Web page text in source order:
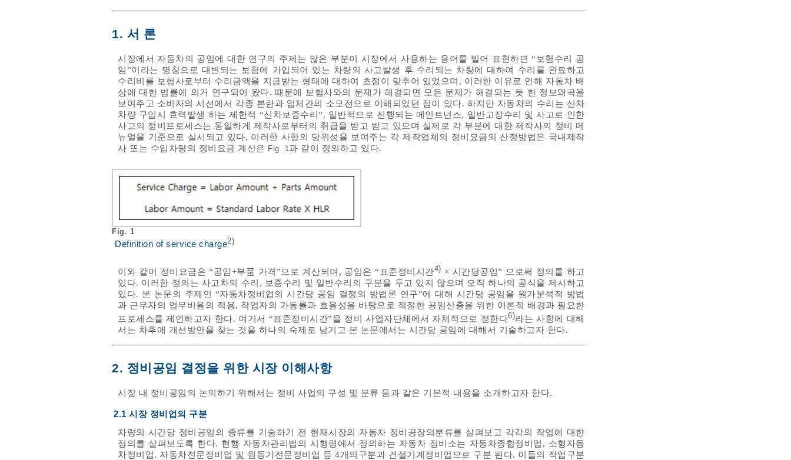
1. 서 론
시장에서 자동차의 공임에 대한 연구의 주제는 많은 부분이 시장에서 사용하는 용어를 빌어 표현하면 “보험수리 공
임”이라는 명칭으로 대변되는 보험에 가입되어 있는 차량의 사고발생 후 수리되는 차량에 대하여 수리를 완료하고
수리비를 보험사로부터 수리금액을 지급받는 형태에 대하여 초점이 맞추어 있었으며, 이러한 이유로 인해 자동차 배
상에 대한 법률에 의거 연구되어 왔다. 때문에 보험사와의 문제가 해결되면 모든 문제가 해결되는 듯 한 정보왜곡을
보여주고 소비자의 시선에서 각종 분란과 업체간의 소모전으로 이해되었던 점이 있다. 하지만 자동차의 수리는 신차
차량 구입시 효력발생 하는 제한적 “신차보증수리”, 일반적으로 진행되는 메인트넌스, 일반고장수리 및 사고로 인한
사고의 정비프로세스는 동일하게 제작사로부터의 취급을 받고 받고 있으며 실제로 각 부분에 대한 제작사의 정비 메
뉴얼을 기준으로 실시되고 있다, 이러한 사항의 당위성을 보여주는 각 제작업체의 정비요금의 산정방법은 국내제작
사 또는 수입차량의 정비요금 계산은 Fig. 1과 같이 정의하고 있다.
Fig. 1
Definition of service charge2)
이와 같이 정비요금은 “공임+부품 가격”으로 계산되며, 공임은 “표준정비시간4) × 시간당공임” 으로써 정의를 하고
있다. 이러한 정의는 사고차의 수리, 보증수리 및 일반수리의 구분을 두고 있지 않으며 오직 하나의 공식을 제시하고
있다. 본 논문의 주제인 “자동차정비업의 시간당 공임 결정의 방법론 연구”에 대해 시간당 공임을 원가분석적 방법
과 근무자의 업무비율의 적용, 작업자의 가동률과 효율성을 바탕으로 적절한 공임산출을 위한 이론적 배경과 필요한
프로세스를 제언하고자 한다. 여기서 “표준정비시간”을 정비 사업자단체에서 자체적으로 정한다6)라는 사항에 대해
서는 차후에 개선방안을 찾는 것을 하나의 숙제로 남기고 본 논문에서는 시간당 공임에 대해서 기술하고자 한다.
2. 정비공임 결정을 위한 시장 이해사항
시장 내 정비공임의 논의하기 위해서는 정비 사업의 구성 및 분류 등과 같은 기본적 내용을 소개하고자 한다.
2.1 시장 정비업의 구분
차량의 시간당 정비공임의 종류를 기술하기 전 현재시장의 자동차 정비공장의분류를 살펴보고 각각의 작업에 대한
정의를 살펴보도록 한다. 현행 자동차관리법의 시행령에서 정의하는 자동차 정비소는 자동차종합정비업, 소형자동
차정비업, 자동차전문정비업 및 원동기전문정비업 등 4개의구분과 건설기계정비업으로 구분 된다. 이들의 작업구분